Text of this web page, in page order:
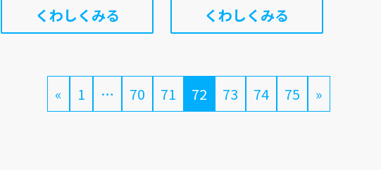
くわしくみる くわしくみる
« 1 … 70 71 72 73 74 75 »